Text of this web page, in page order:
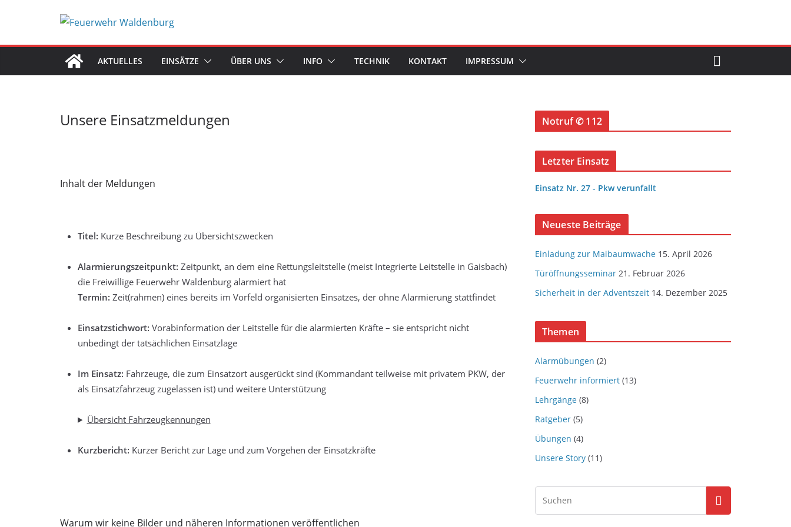
AKTUELLES EINSÄTZE ÜBER UNS INFO TECHNIK KONTAKT IMPRESSUM
Unsere Einsatzmeldungen
Inhalt der Meldungen
Titel: Kurze Beschreibung zu Übersichtszwecken
Alarmierungszeitpunkt: Zeitpunkt, an dem eine Rettungsleitstelle (meist Integrierte Leitstelle in Gaisbach)
die Freiwillige Feuerwehr Waldenburg alarmiert hat
Termin: Zeit(rahmen) eines bereits im Vorfeld organisierten Einsatzes, der ohne Alarmierung stattfindet
Einsatzstichwort: Vorabinformation der Leitstelle für die alarmierten Kräfte – sie entspricht nicht
unbedingt der tatsächlichen Einsatzlage
Im Einsatz: Fahrzeuge, die zum Einsatzort ausgerückt sind (Kommandant teilweise mit privatem PKW, der
als Einsatzfahrzeug zugelassen ist) und weitere Unterstützung
Übersicht Fahrzeugkennungen
Kurzbericht: Kurzer Bericht zur Lage und zum Vorgehen der Einsatzkräfte
Warum wir keine Bilder und näheren Informationen veröffentlichen
Notruf ✆ 112
Letzter Einsatz
Einsatz Nr. 27 - Pkw verunfallt
Neueste Beiträge
Einladung zur Maibaumwache 15. April 2026
Türöffnungsseminar 21. Februar 2026
Sicherheit in der Adventszeit 14. Dezember 2025
Themen
Alarmübungen (2)
Feuerwehr informiert (13)
Lehrgänge (8)
Ratgeber (5)
Übungen (4)
Unsere Story (11)